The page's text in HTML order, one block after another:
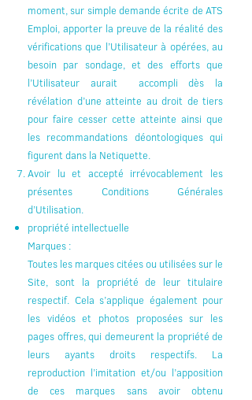
moment, sur simple demande écrite de ATS
Emploi, apporter la preuve de la réalité des
vérifications que l’Utilisateur à opérées, au
besoin par sondage, et des efforts que
l’Utilisateur aurait accompli dès la
révélation d’une atteinte au droit de tiers
pour faire cesser cette atteinte ainsi que
les recommandations déontologiques qui
figurent dans la Netiquette.
Avoir lu et accepté irrévocablement les
présentes Conditions Générales
d’Utilisation.
propriété intellectuelle
Marques :
Toutes les marques citées ou utilisées sur le
Site, sont la propriété de leur titulaire
respectif. Cela s’applique également pour
les vidéos et photos proposées sur les
pages offres, qui demeurent la propriété de
leurs ayants droits respectifs. La
reproduction l’imitation et/ou l’apposition
de ces marques sans avoir obtenu